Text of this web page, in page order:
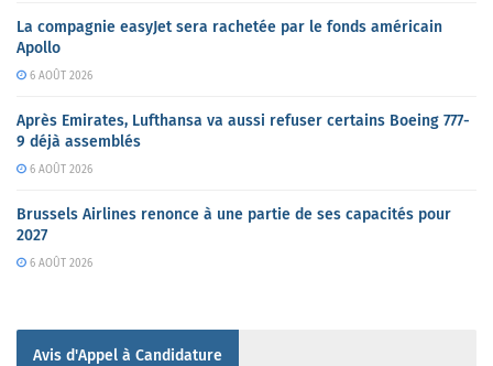
La compagnie easyJet sera rachetée par le fonds américain
Apollo
6 AOÛT 2026
Après Emirates, Lufthansa va aussi refuser certains Boeing 777-
9 déjà assemblés
6 AOÛT 2026
Brussels Airlines renonce à une partie de ses capacités pour
2027
6 AOÛT 2026
Avis d'Appel à Candidature